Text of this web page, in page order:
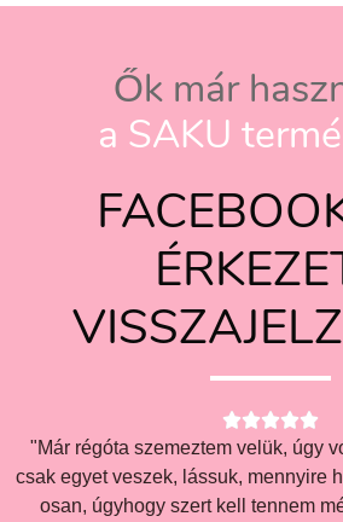
Ők már
a SAKU

"Már régóta szemeztem velük, úgy
csak egyet veszek, lássuk, mennyire
osan, úgyhogy szert kell tennem